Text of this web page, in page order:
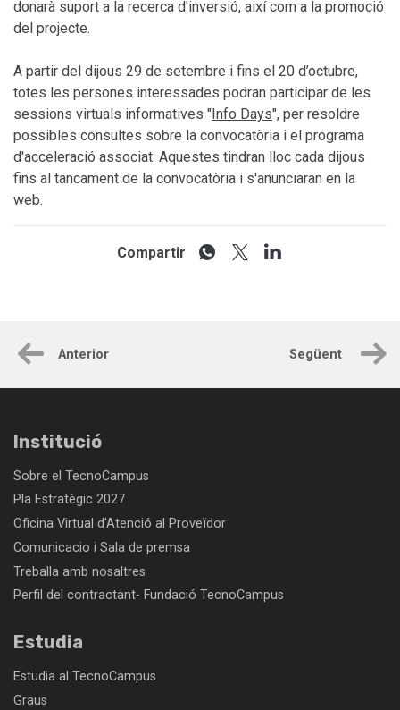
donarà suport a la recerca d'inversió, així com a la promoció
del projecte.
A partir del dijous 29 de setembre i fins el 20 d’octubre,
totes les persones interessades podran participar de les
sessions virtuals informatives " Info Days", per resoldre
possibles consultes sobre la convocatòria i el programa
d'acceleració associat. Aquestes tindran lloc cada dijous
fins al tancament de la convocatòria i s'anunciaran en la
web.
Compartir
Anterior Següent
Institució
Sobre el TecnoCampus
Pla Estratègic 2027
Oficina Virtual d'Atenció al Proveïdor
Comunicacio i Sala de premsa
Treballa amb nosaltres
Perfil del contractant- Fundació TecnoCampus
Estudia
Estudia al TecnoCampus
Graus